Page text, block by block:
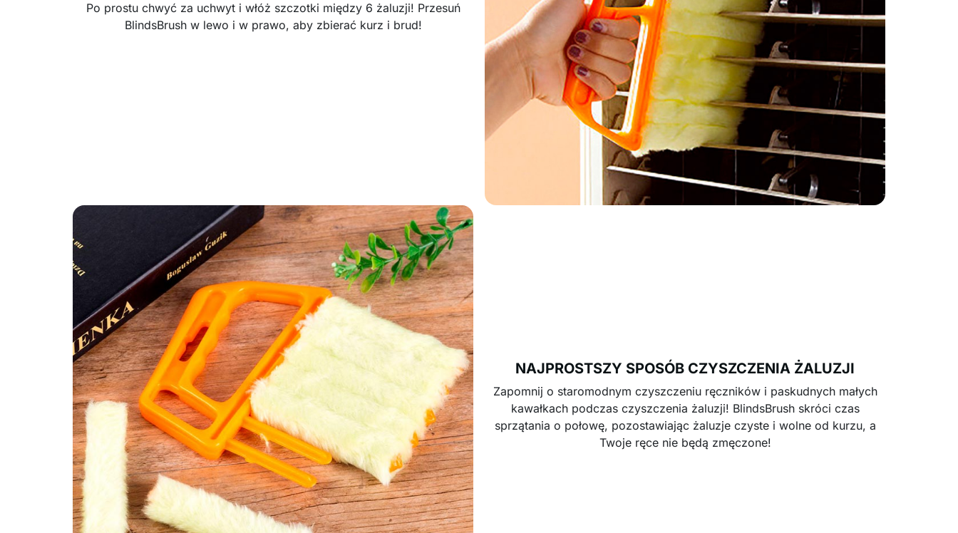
Po prostu chwyć za uchwyt i włóż szczotki między 6 żaluzji! Przesuń
BlindsBrush w lewo i w prawo, aby zbierać kurz i brud!
NAJPROSTSZY SPOSÓB CZYSZCZENIA ŻALUZJI
Zapomnij o staromodnym czyszczeniu ręczników i paskudnych małych
kawałkach podczas czyszczenia żaluzji! BlindsBrush skróci czas
sprzątania o połowę, pozostawiając żaluzje czyste i wolne od kurzu, a
Twoje ręce nie będą zmęczone!